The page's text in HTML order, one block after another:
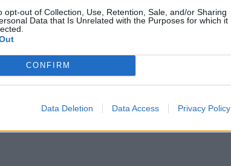
opt-out of Collection, Use, Retention, Sale, and/or Sharing
Data that Is Unrelated with the Purposes for which it
CONFIRM
Data Deletion Data Access Privacy Policy
ΝΒΑ για μία ακόμα χρονιά, ενώ ο
Ράπτορς στο φετινόSummer
Πινάρ Καρσίγιακα. Από την πλευρά
από τέσσερις συλλόγους εκτός
θέση στο ρόστερ ομάδας του
σέντερ των Νιου Τζέρζεϊ Νετς,
Μπιλμπάο της Ισπανίας.